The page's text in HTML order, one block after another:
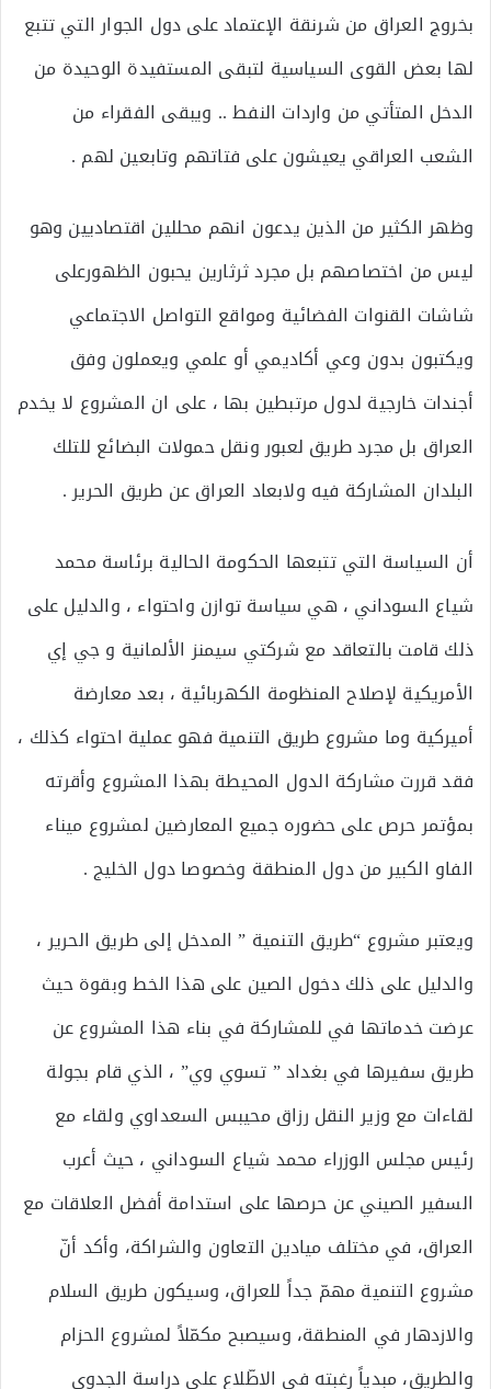
بخروج العراق من شرنقة الإعتماد على دول الجوار التي تتبع
لها بعض القوى السياسية لتبقى المستفيدة الوحيدة من
الدخل المتأتي من واردات النفط .. ويبقى الفقراء من
الشعب العراقي يعيشون على فتاتهم وتابعين لهم .
وظهر الكثير من الذين يدعون انهم محللين اقتصاديين وهو
ليس من اختصاصهم بل مجرد ثرثارين يحبون الظهورعلى
شاشات القنوات الفضائية ومواقع التواصل الاجتماعي
ويكتبون بدون وعي أكاديمي أو علمي ويعملون وفق
أجندات خارجية لدول مرتبطين بها ، على ان المشروع لا يخدم
العراق بل مجرد طريق لعبور ونقل حمولات البضائع للتلك
البلدان المشاركة فيه ولابعاد العراق عن طريق الحرير .
أن السياسة التي تتبعها الحكومة الحالية برئاسة محمد
شياع السوداني ، هي سياسة توازن واحتواء ، والدليل على
ذلك قامت بالتعاقد مع شركتي سيمنز الألمانية و جي إي
الأمريكية لإصلاح المنظومة الكهربائية ، بعد معارضة
أميركية وما مشروع طريق التنمية فهو عملية احتواء كذلك ،
فقد قررت مشاركة الدول المحيطة بهذا المشروع وأقرته
بمؤتمر حرص على حضوره جميع المعارضين لمشروع ميناء
الفاو الكبير من دول المنطقة وخصوصا دول الخليج .
ويعتبر مشروع “طريق التنمية ” المدخل إلى طريق الحرير ،
والدليل على ذلك دخول الصين على هذا الخط وبقوة حيث
عرضت خدماتها في للمشاركة في بناء هذا المشروع عن
طريق سفيرها في بغداد ” تسوي وي” ، الذي قام بجولة
لقاءات مع وزير النقل رزاق محيبس السعداوي ولقاء مع
رئيس مجلس الوزراء محمد شياع السوداني ، حيث أعرب
السفير الصيني عن حرصها على استدامة أفضل العلاقات مع
العراق، في مختلف ميادين التعاون والشراكة، وأكد أنّ
مشروع التنمية مهمّ جداً للعراق، وسيكون طريق السلام
والازدهار في المنطقة، وسيصبح مكمّلاً لمشروع الحزام
والطريق، مبدياً رغبته في الاطّلاع على دراسة الجدوى